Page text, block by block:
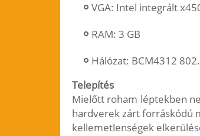
VGA: Intel integrált
RAM: 3 GB
Hálózat: BCM4312
Telepítés
Mielőtt roham léptekben
hardverek zárt forráskódú
kellemetlenségek